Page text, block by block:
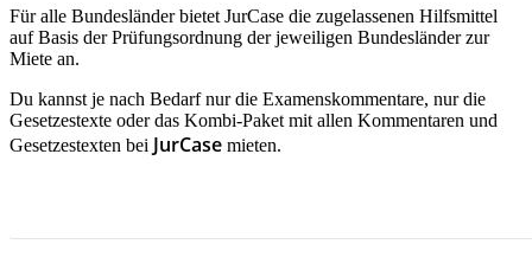
Für alle Bundesländer bietet JurCase die zugelassenen Hilfsmittel
auf Basis der Prüfungsordnung der jeweiligen Bundesländer zur
Miete an.
Du kannst je nach Bedarf nur die Examenskommentare, nur die
Gesetzestexte oder das Kombi-Paket mit allen Kommentaren und
Gesetzestexten bei JurCase mieten.